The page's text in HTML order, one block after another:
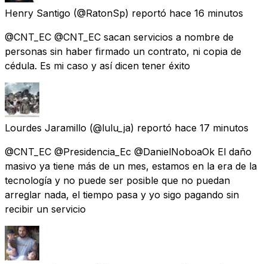
Henry Santigo (@RatonSp) reportó hace 16 minutos
@CNT_EC @CNT_EC sacan servicios a nombre de
personas sin haber firmado un contrato, ni copia de
cédula. Es mi caso y así dicen tener éxito
Lourdes Jaramillo (@lulu_ja) reportó hace 17 minutos
@CNT_EC @Presidencia_Ec @DanielNoboaOk El daño
masivo ya tiene más de un mes, estamos en la era de la
tecnología y no puede ser posible que no puedan
arreglar nada, el tiempo pasa y yo sigo pagando sin
recibir un servicio